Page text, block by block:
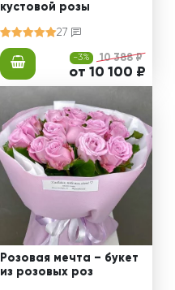
кустовой розы
27
-3% 10 388 ₽
от 10 100 ₽
Розовая мечта – букет
из розовых роз